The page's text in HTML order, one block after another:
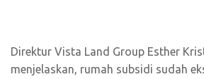
Direktur Vista Land Group Esther
menjelaskan, rumah subsidi sudah